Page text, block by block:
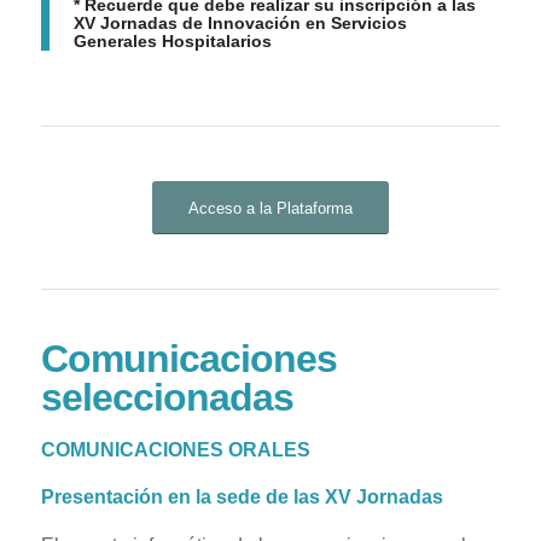
* Recuerde que debe realizar su inscripción a las
XV Jornadas de Innovación en Servicios
Generales Hospitalarios
Acceso a la Plataforma
Comunicaciones
seleccionadas
COMUNICACIONES ORALES
Presentación en la sede de las XV Jornadas